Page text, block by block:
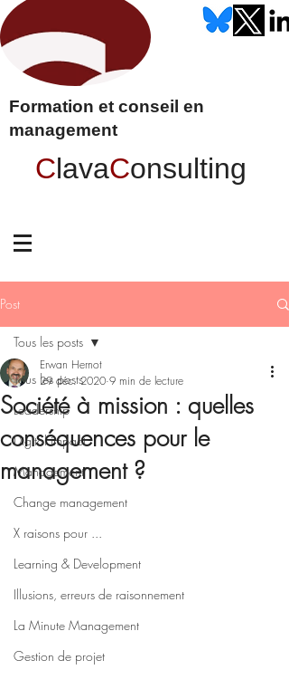
Formation et conseil en
management
ClavaConsulting
Post
Tous les posts
Leadership
Digital impact
Management
Change management
X raisons pour ...
Learning & Development
Illusions, erreurs de raisonnement
La Minute Management
Gestion de projet
Tous les posts
Société à mission : quelles
conséquences pour le
management ?
Erwan Hernot
29 déc. 2020 9 min de lecture